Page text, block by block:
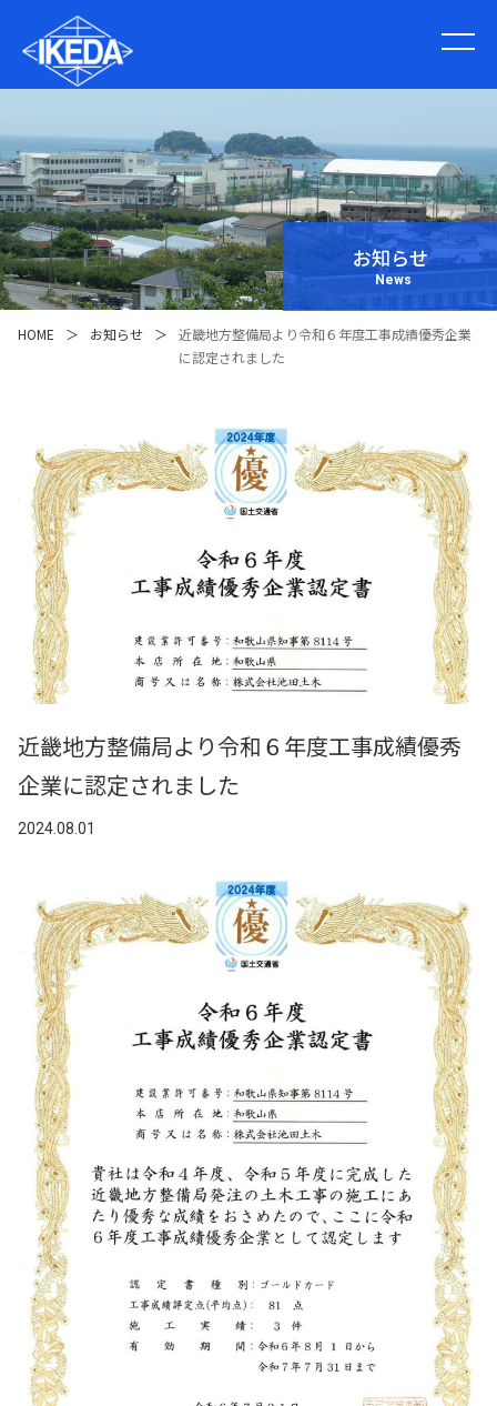
お知らせ
News
HOME ＞ お知らせ ＞
近畿地方整備局より令和６年度工事成績優秀企業
に認定されました
近畿地方整備局より令和６年度工事成績優秀
企業に認定されました
2024.08.01